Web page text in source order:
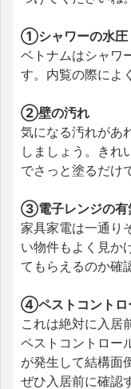
①シャワーの水圧
ベトナムはシャワ
す。内覧の際によ
②壁の汚れ
気になる汚れがあ
しましょう。きれ
でさっと塗るだけ
③電子レンジの有
家具家電は一通り
い物件もよく見か
てもらえるのか確
④ペストコントロ
これは絶対に入居
ペストコントロー
が発生して結構面
ぜひ入居前に確認